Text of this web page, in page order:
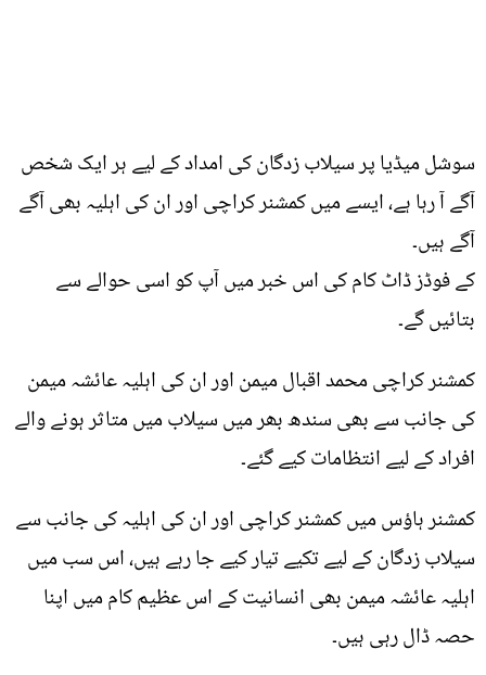
سوشل میڈیا پر سیلاب زدگان کی امداد کے لیے ہر ایک شخص
آگے آ رہا ہے، ایسے میں کمشنر کراچی اور ان کی اہلیہ بھی آگے
آگے ہیں۔
کے فوڈز ڈاٹ کام کی اس خبر میں آپ کو اسی حوالے سے
بتائیں گے۔
کمشنر کراچی محمد اقبال میمن اور ان کی اہلیہ عائشہ میمن
کی جانب سے بھی سندھ بھر میں سیلاب میں متاثر ہونے والے
افراد کے لیے انتظامات کیے گئے۔
کمشنر ہاؤس میں کمشنر کراچی اور ان کی اہلیہ کی جانب سے
سیلاب زدگان کے لیے تکیے تیار کیے جا رہے ہیں، اس سب میں
اہلیہ عائشہ میمن بھی انسانیت کے اس عظیم کام میں اپنا
حصہ ڈال رہی ہیں۔